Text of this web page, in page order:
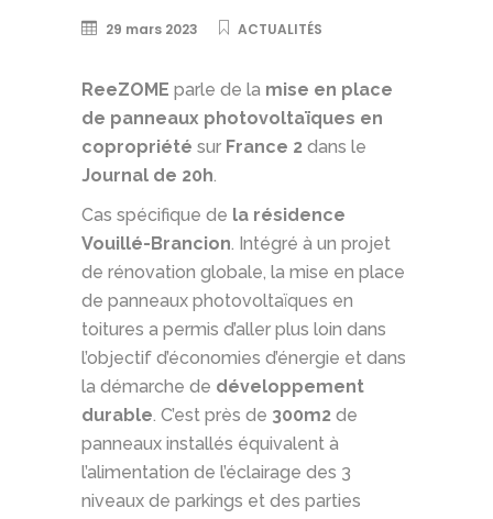
29 mars 2023 ACTUALITÉS
ReeZOME parle de la mise en place
de panneaux photovoltaïques en
copropriété sur France 2 dans le
Journal de 20h.
Cas spécifique de la résidence
Vouillé-Brancion. Intégré à un projet
de rénovation globale, la mise en place
de panneaux photovoltaïques en
toitures a permis d’aller plus loin dans
l’objectif d’économies d’énergie et dans
la démarche de développement
durable. C’est près de 300m2 de
panneaux installés équivalent à
l’alimentation de l’éclairage des 3
niveaux de parkings et des parties